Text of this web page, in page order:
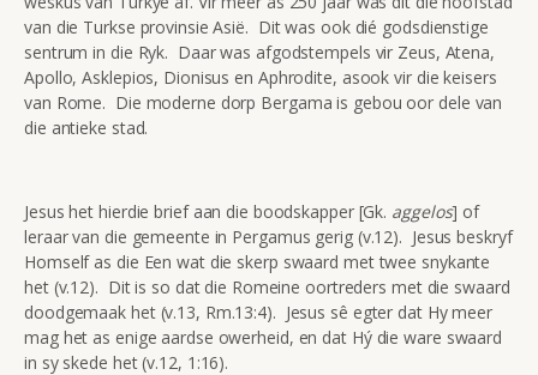
van die Turkse provinsie Asië. Dit was ook dié godsdienstige
sentrum in die Ryk. Daar was afgodstempels vir Zeus, Atena,
Apollo, Asklepios, Dionisus en Aphrodite, asook vir die keisers
van Rome. Die moderne dorp Bergama is gebou oor dele van
die antieke stad.
Jesus het hierdie brief aan die boodskapper [Gk. aggelos] of
leraar van die gemeente in Pergamus gerig (v.12). Jesus beskryf
Homself as die Een wat die skerp swaard met twee snykante
het (v.12). Dit is so dat die Romeine oortreders met die swaard
doodgemaak het (v.13, Rm.13:4). Jesus sê egter dat Hy meer
mag het as enige aardse owerheid, en dat Hý die ware swaard
in sy skede het (v.12, 1:16).